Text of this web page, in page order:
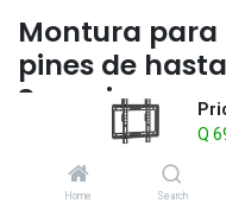
Q
Home Search
Montura para
pines de
Sprywire
IVA incluido